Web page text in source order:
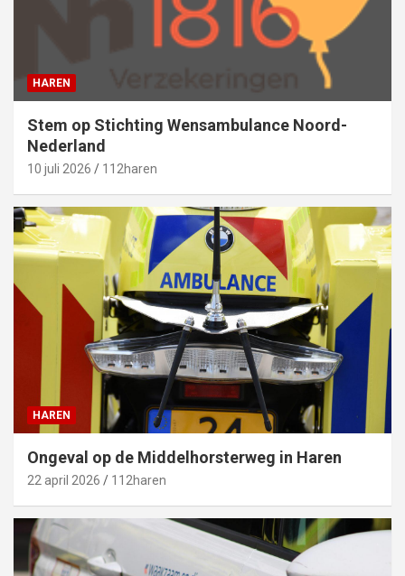
HAREN
Stem op Stichting Wensambulance Noord-
Nederland
10 juli 2026 112haren
HAREN
Ongeval op de Middelhorsterweg in Haren
22 april 2026 112haren